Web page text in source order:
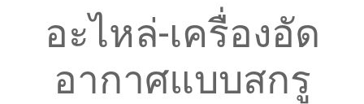
อะไหล่-เครื่องอัด
อากาศแบบสกรู